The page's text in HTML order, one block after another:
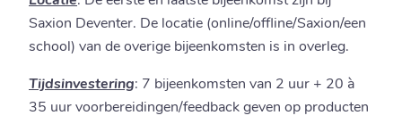
Saxion Deventer. De locatie (online/offline/Saxion/een
school) van de overige bijeenkomsten is in overleg.
Tijdsinvestering: 7 bijeenkomsten van 2 uur + 20 à
35 uur voorbereidingen/feedback geven op producten